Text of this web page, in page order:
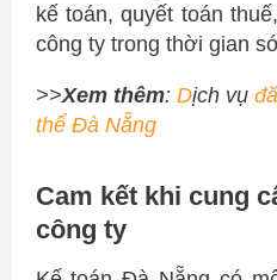
kế toán, quyết toán
công ty trong thời gian
>>Xem thêm: Dịch vụ
thể Đà Nẵng
Cam kết khi cung
công ty